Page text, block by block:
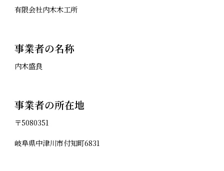
有限会社内木木工所
事業者の名称
内木盛良
事業者の所在地
〒5080351
岐阜県中津川市付知町6831